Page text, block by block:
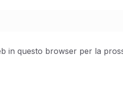
in questo browser per la